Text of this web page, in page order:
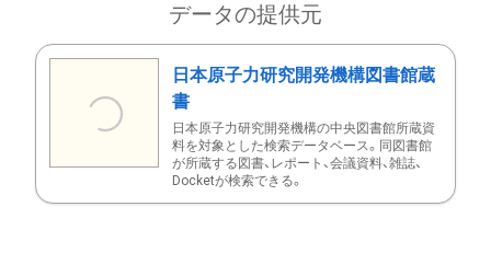
データの提供元
日本原子力研究開発機構図書館蔵
書
日本原子力研究開発機構の中央図書館所蔵資
料を対象とした検索データベース。同図書館
が所蔵する図書、レポート、会議資料、雑誌、
Docketが検索できる。